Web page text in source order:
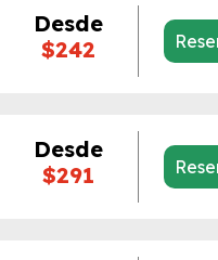
Desde
$242
Desde
$291